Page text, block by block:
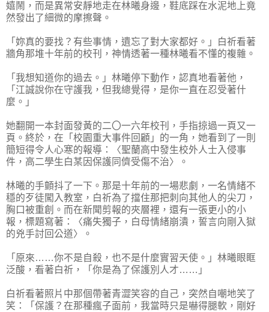
嬉鬧，而是異常安靜地走在林曦身邊，鞋底踩在水泥地上竟
然發出了細微的摩擦聲。
「妳真的要找？有些事情，遺忘了對大家都好。」白祈看著
牆角那堆十年前的校刊，神情透著一種林曦看不懂的複雜。
「我想知道你的過去。」林曦停下動作，認真地看著他，
「江誠說你在守護我，但我總覺得，是你一直在忍受著什
麼。」
她翻開一本封面發黃的二〇一六年校刊，手指掠過一頁又一
頁。終於，在「校園重大事件回顧」的一角，她看到了一則
簡短得令人心寒的報導：〈聖蘭高中發生校外人士入侵事
件，高二學生白某因保護同儕受傷不治〉。
林曦的手顫抖了一下。那是十年前的一場悲劇，一名情緒不
穩的歹徒闖入教室，白祈為了擋住那把刺向其他人的尖刀，
胸口被重創。而在新聞剪報的夾層裡，還有一張更小的小
報，標題寫著：〈痛失獨子，白母情緒崩潰，誓言向剛入獄
的兇手討回公道〉。
「原來……你不是自殺，也不是什麼實習天使。」林曦眼眶
泛酸，看著白祈，「你是為了保護別人才……」
白祈看著照片中那個帶著青澀笑容的自己，突然自嘲地笑了
笑：「保護？在那種瘋子面前，我當時只是嚇得腿軟，剛好